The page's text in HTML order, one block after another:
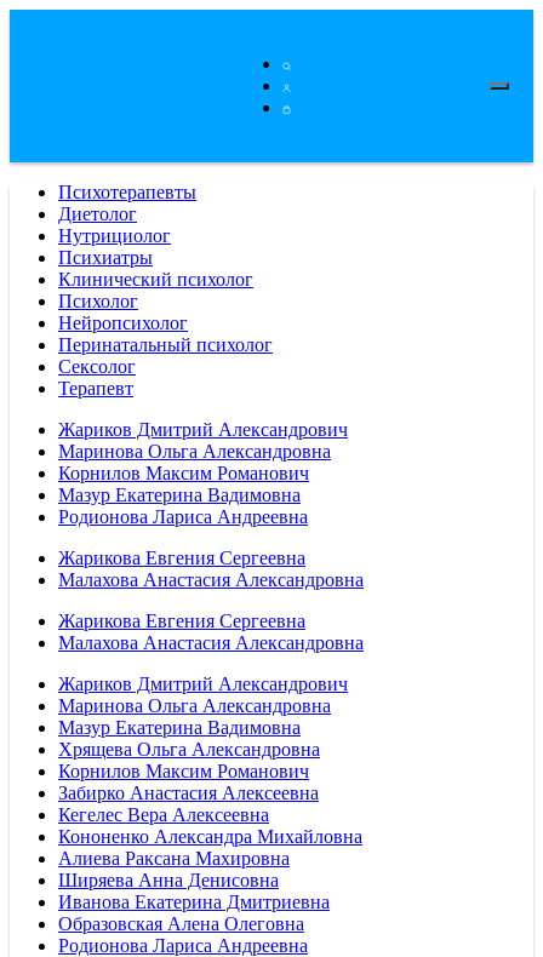
Психотерапевты
Диетолог
Нутрициолог
Психиатры
Клинический психолог
Психолог
Нейропсихолог
Перинатальный психолог
Сексолог
Терапевт
Жариков Дмитрий Александрович
Маринова Ольга Александровна
Корнилов Максим Романович
Мазур Екатерина Вадимовна
Родионова Лариса Андреевна
Жарикова Евгения Сергеевна
Малахова Анастасия Александровна
Жарикова Евгения Сергеевна
Малахова Анастасия Александровна
Жариков Дмитрий Александрович
Маринова Ольга Александровна
Мазур Екатерина Вадимовна
Хрящева Ольга Александровна
Корнилов Максим Романович
Забирко Анастасия Алексеевна
Кегелес Вера Алексеевна
Кононенко Александра Михайловна
Алиева Раксана Махировна
Ширяева Анна Денисовна
Иванова Екатерина Дмитриевна
Образовская Алена Олеговна
Родионова Лариса Андреевна